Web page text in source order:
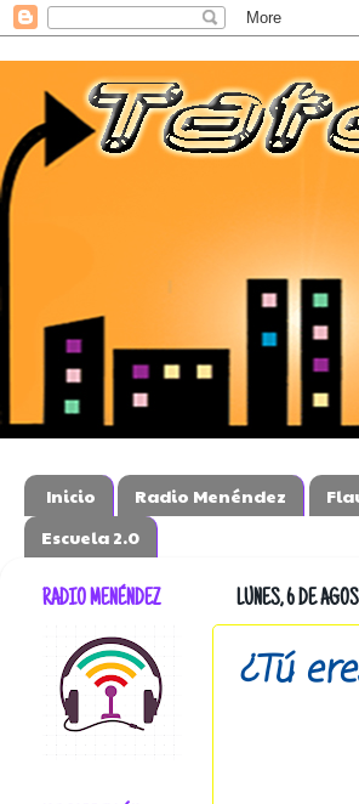
Inicio Radio Menéndez
Escuela 2.0
LUNES, 6 DE
¿Tú
RADIO MENÉNDEZ